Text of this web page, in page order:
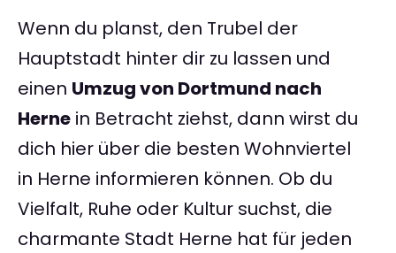
Wenn du planst, den Trubel der
Hauptstadt hinter dir zu lassen und
einen Umzug von Dortmund nach
Herne in Betracht ziehst, dann wirst du
dich hier über die besten Wohnviertel
in Herne informieren können. Ob du
Vielfalt, Ruhe oder Kultur suchst, die
charmante Stadt Herne hat für jeden